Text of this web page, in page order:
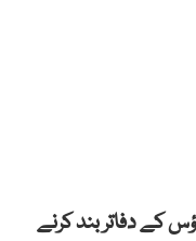
کے دفاتر بند کرنے